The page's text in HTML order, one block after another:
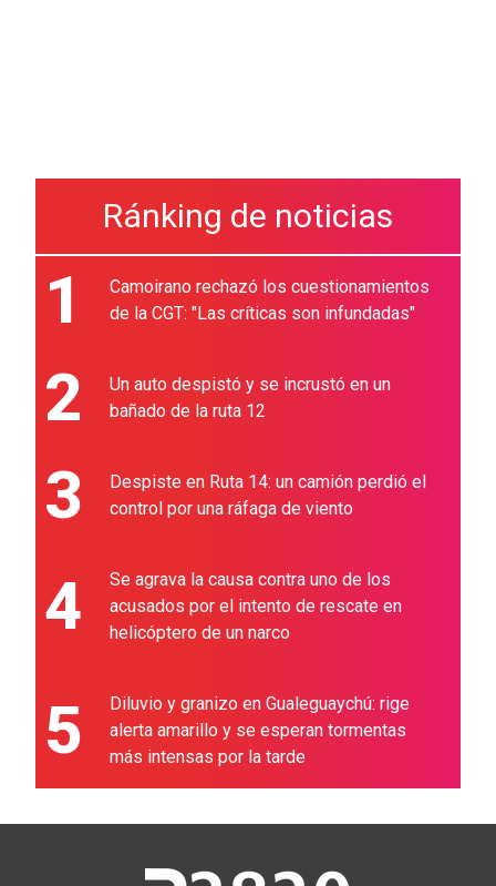
Ránking de noticias
1
Camoirano rechazó los cuestionamientos
de la CGT: "Las críticas son infundadas"
2
Un auto despistó y se incrustó en un
bañado de la ruta 12
3
Despiste en Ruta 14: un camión perdió el
control por una ráfaga de viento
4
Se agrava la causa contra uno de los
acusados por el intento de rescate en
helicóptero de un narco
5
Diluvio y granizo en Gualeguaychú: rige
alerta amarillo y se esperan tormentas
más intensas por la tarde